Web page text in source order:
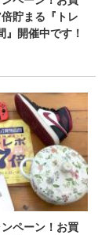
貯まる『トレ
』開催中です！
ペーン！お買